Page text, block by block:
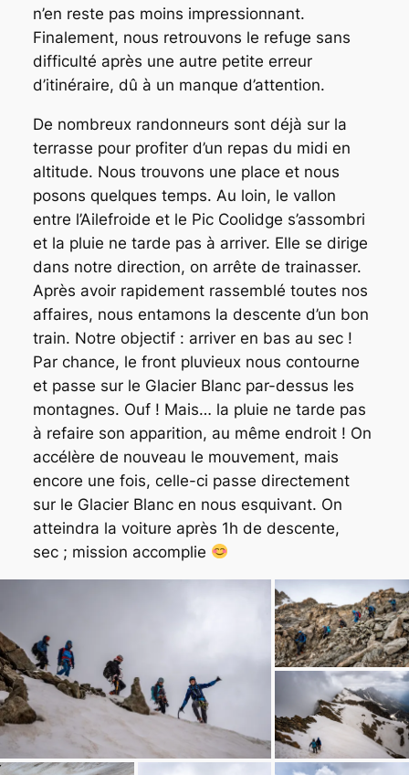
n’en reste pas moins impressionnant.
Finalement, nous retrouvons le refuge sans
difficulté après une autre petite erreur
d’itinéraire, dû à un manque d’attention.
De nombreux randonneurs sont déjà sur la
terrasse pour profiter d’un repas du midi en
altitude. Nous trouvons une place et nous
posons quelques temps. Au loin, le vallon
entre l’Ailefroide et le Pic Coolidge s’assombri
et la pluie ne tarde pas à arriver. Elle se dirige
dans notre direction, on arrête de trainasser.
Après avoir rapidement rassemblé toutes nos
affaires, nous entamons la descente d’un bon
train. Notre objectif : arriver en bas au sec !
Par chance, le front pluvieux nous contourne
et passe sur le Glacier Blanc par-dessus les
montagnes. Ouf ! Mais… la pluie ne tarde pas
à refaire son apparition, au même endroit ! On
accélère de nouveau le mouvement, mais
encore une fois, celle-ci passe directement
sur le Glacier Blanc en nous esquivant. On
atteindra la voiture après 1h de descente,
sec ; mission accomplie